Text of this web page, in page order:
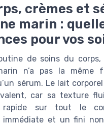
crèmes et
marin :
pour vos
de soins du
n’a pas la même
sérum. Le lait
car sa texture
rapide sur tout le
immédiate et un fini